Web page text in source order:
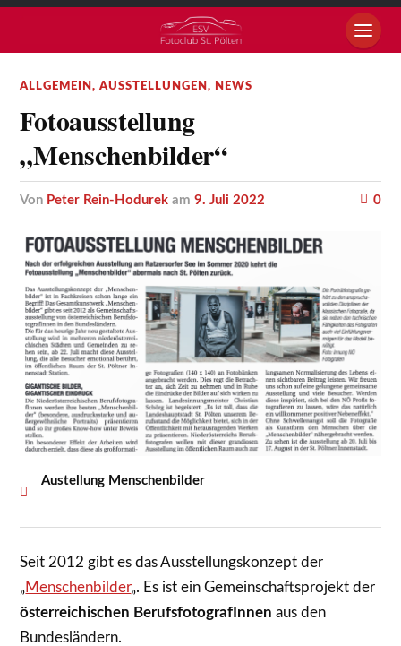
ALLGEMEIN,AUSSTELLUNGEN, NEWS
Fotoausstellung
„Menschenbilder“
von Peter Rein-Hodurek am9. Juli 2022 0
Austellung Menschenbilder
Seit 2012 gibt es das Ausstellungskonzept der
„ Menschenbilder„. Es ist ein Gemeinschaftsprojekt der
österreichischen BerufsfotografInnen aus den
Bundesländern.